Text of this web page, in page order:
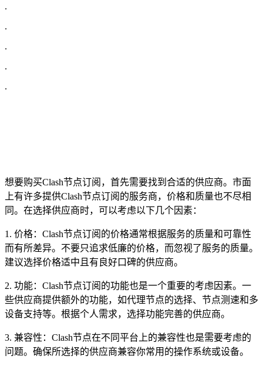
.
.
.
.
.
想要购买Clash节点订阅，首先需要找到合适的供应商。市面
上有许多提供Clash节点订阅的服务商，价格和质量也不尽相
同。在选择供应商时，可以考虑以下几个因素：
1. 价格：Clash节点订阅的价格通常根据服务的质量和可靠性
而有所差异。不要只追求低廉的价格，而忽视了服务的质量。
建议选择价格适中且有良好口碑的供应商。
2. 功能：Clash节点订阅的功能也是一个重要的考虑因素。一
些供应商提供额外的功能，如代理节点的选择、节点测速和多
设备支持等。根据个人需求，选择功能完善的供应商。
3. 兼容性：Clash节点在不同平台上的兼容性也是需要考虑的
问题。确保所选择的供应商兼容你常用的操作系统或设备。